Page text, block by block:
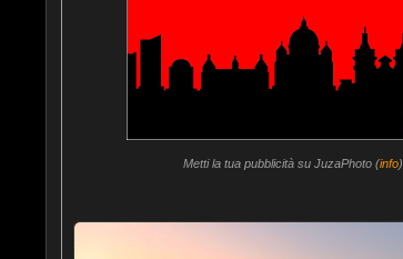
Metti la tua pubblicità su JuzaPhoto (info)